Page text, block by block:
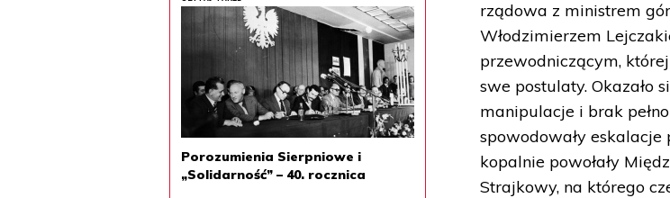
Porozumienia Sierpniowe i
„Solidarność” – 40. rocznica
rządowa z ministrem
Włodzimierzem
przewodniczącym,
swe postulaty. Okazało
manipulacje i brak
spowodowały eskalacje
kopalnie powołały
Strajkowy, na którego